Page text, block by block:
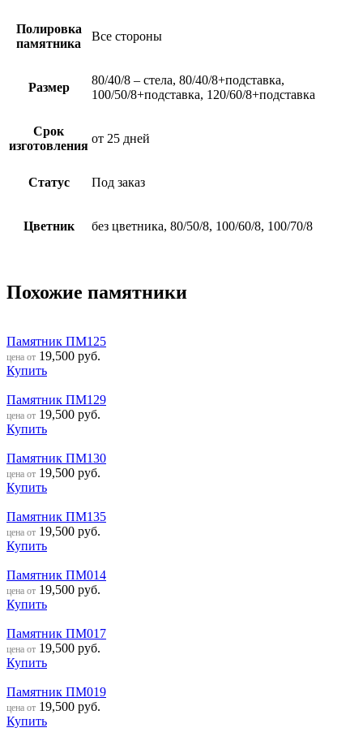
Полировка
памятника
Все стороны
Размер
80/40/8 – стела, 80/40/8+подставка,
100/50/8+подставка, 120/60/8+подставка
Срок
изготовления
от 25 дней
Статус Под заказ
Цветник без цветника, 80/50/8, 100/60/8, 100/70/8
Похожие памятники
Памятник ПМ125
цена от 19,500 руб.
Купить
Памятник ПМ129
цена от 19,500 руб.
Купить
Памятник ПМ130
цена от 19,500 руб.
Купить
Памятник ПМ135
цена от 19,500 руб.
Купить
Памятник ПМ014
цена от 19,500 руб.
Купить
Памятник ПМ017
цена от 19,500 руб.
Купить
Памятник ПМ019
цена от 19,500 руб.
Купить